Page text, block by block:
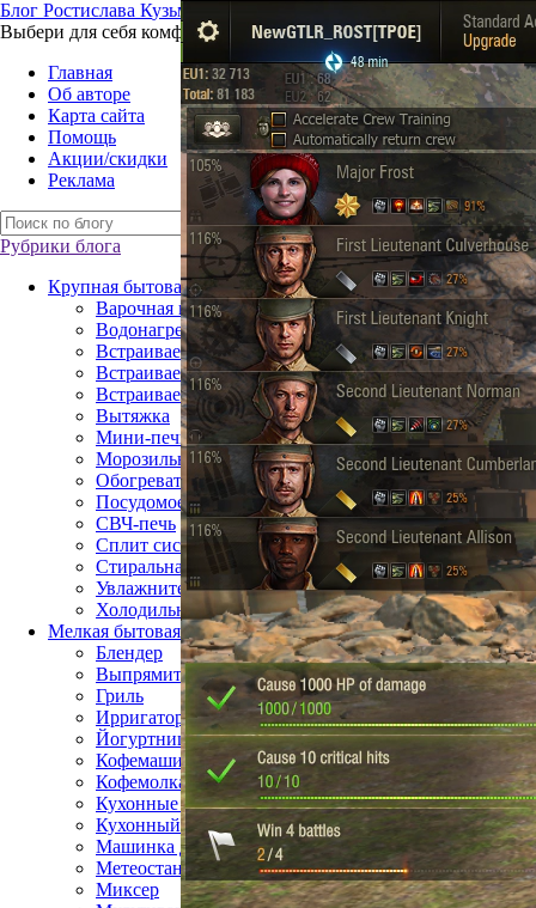
Блог Ростислава Кузьмина
Выбери для себя комфорт – технику для жизни
Главная
Об авторе
Карта сайта
Помощь
Акции/скидки
Реклама
Рубрики блога
Крупная бытовая техника
Варочная поверхность
Водонагреватель
Встраиваемая посудомоечная машина
Встраиваемый газовый духовой шкаф
Встраиваемый электрический духовой шкаф
Вытяжка
Мини-печь
Морозильная камера
Обогреватель
Посудомоечная машина
СВЧ-печь
Сплит система
Стиральная машина
Увлажнитель воздуха
Холодильник
Мелкая бытовая техника
Блендер
Выпрямитель для волос
Гриль
Ирригатор
Йогуртница
Кофемашина
Кофемолка
Кухонные весы
Кухонный комбайн
Машинка для стрижки волос
Метеостанция
Миксер